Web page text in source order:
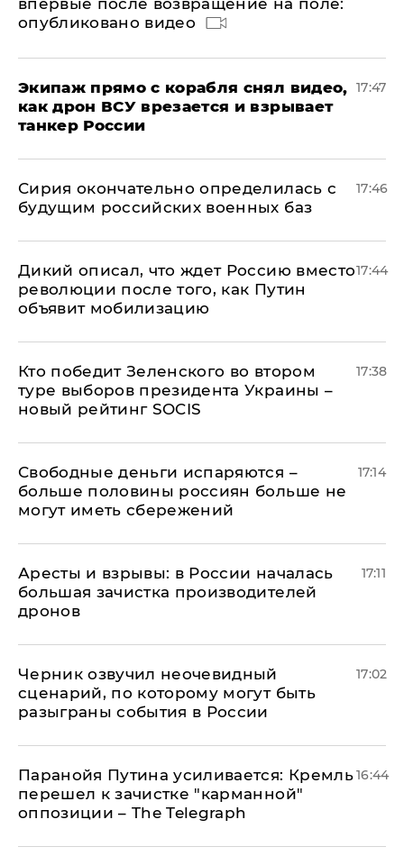
опубликовано видео
Экипаж прямо с корабля снял видео,
как дрон ВСУ врезается и взрывает
танкер России
17:47
Сирия окончательно определилась с
будущим российских военных баз
17:46
Дикий описал, что ждет Россию вместо
революции после того, как Путин
объявит мобилизацию
17:44
Кто победит Зеленского во втором
туре выборов президента Украины –
новый рейтинг SOCIS
17:38
Свободные деньги испаряются –
больше половины россиян больше не
могут иметь сбережений
17:14
Аресты и взрывы: в России началась
большая зачистка производителей
дронов
17:11
Черник озвучил неочевидный
сценарий, по которому могут быть
разыграны события в России
17:02
Паранойя Путина усиливается: Кремль
перешел к зачистке "карманной"
оппозиции – The Telegraph
16:44